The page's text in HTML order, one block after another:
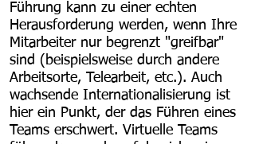
Führung kann zu einer echten
Herausforderung werden, wenn Ihre
Mitarbeiter nur begrenzt "greifbar"
sind (beispielsweise durch andere
Arbeitsorte, Telearbeit, etc.). Auch
wachsende Internationalisierung ist
hier ein Punkt, der das Führen eines
Teams erschwert. Virtuelle Teams